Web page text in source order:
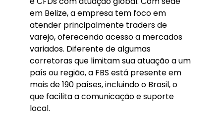
em Belize, a empresa tem foco em
atender principalmente traders de
varejo, oferecendo acesso a mercados
variados. Diferente de algumas
corretoras que limitam sua atuação a um
país ou região, a FBS está presente em
mais de 190 países, incluindo o Brasil, o
que facilita a comunicação e suporte
local.